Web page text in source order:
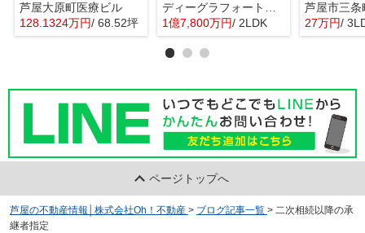
芦屋大原町医療ビル
128.1324万円/ 68.52坪
ディーグラフォート大阪N.Y.タワーHIGOBASI
1億7,800万円/ 2LDK 27万円/
ページトップへ
芦屋の不動産情報│株式会社Oh！不動産 > ブログ記事一覧 > 二次相続以降の承
継者指定